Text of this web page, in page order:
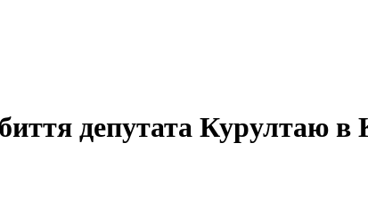
депутата Курултаю